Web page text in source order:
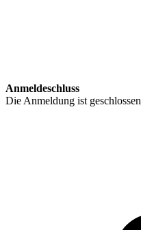
Anmeldeschluss
Die Anmeldung ist geschlossen